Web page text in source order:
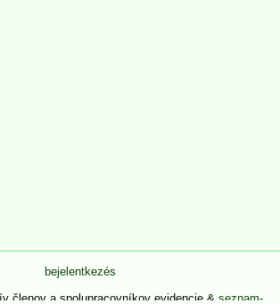
bejelentkezés
členov a spolupracovníkov evidencie & seznam-